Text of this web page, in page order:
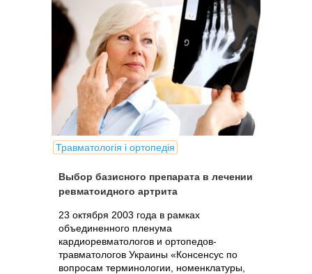
Травматологія і ортопедія
Выбор базисного препарата в лечении
ревматоидного артрита
23 октября 2003 года в рамках
объединенного пленума
кардиоревматологов и ортопедов-
травматологов Украины «Консенсус по
вопросам терминологии, номенклатуры,